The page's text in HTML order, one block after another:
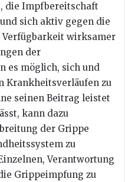
die Impfbereitschaft
sich aktiv gegen die
Verfügbarkeit wirksamer
der
es möglich, sich und
Krankheitsverläufen zu
seinen Beitrag leistet
kann dazu
der Grippe
zu
Verantwortung
Grippeimpfung zu